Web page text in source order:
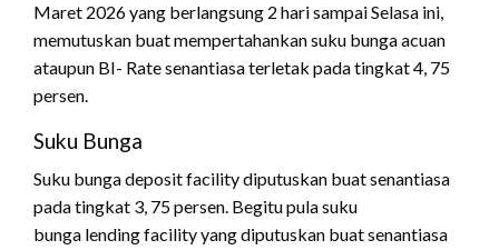
Maret 2026 yang berlangsung 2 hari sampai Selasa ini,
memutuskan buat mempertahankan suku bunga acuan
ataupun BI- Rate senantiasa terletak pada tingkat 4, 75
persen.
Suku Bunga
Suku bunga deposit facility diputuskan buat senantiasa
pada tingkat 3, 75 persen. Begitu pula suku
bunga lending facility yang diputuskan buat senantiasa